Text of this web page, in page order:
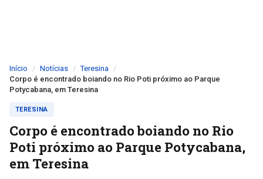
Início Notícias
Teresina
Corpo é encontrado boiando no Rio Poti próximo ao Parque
Potycabana, em Teresina
TERESINA
Corpo é encontrado boiando no Rio
Poti próximo ao Parque Potycabana,
em Teresina